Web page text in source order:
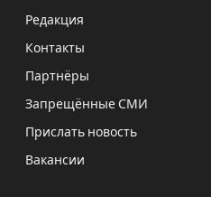
Редакция
Контакты
Партнёры
Запрещённые СМИ
Прислать новость
Вакансии